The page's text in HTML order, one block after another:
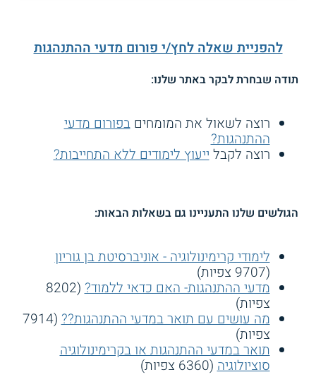
להפניית שאלה לחץ/י פורום מדעי ההתנהגות
תודה שבחרת לבקר באתר שלנו:
רוצה לשאול את המומחיםבפורום מדעי
ההתנהגות?
רוצה לקבלייעוץ לימודים ללא התחייבות?
הגולשים שלנו התעניינו גם בשאלות הבאות:
לימודי קרימינולוגיה - אוניברסיטת בן גוריון
(9707 צפיות)
מדעי ההתנהגות- האם כדאי ללמוד? (8202
צפיות)
מה עושים עם תואר במדעי ההתנהגות?? (7914
צפיות)
תואר במדעי ההתנהגות או בקרימינולוגיה
סוציולוגיה(6360 צפיות)